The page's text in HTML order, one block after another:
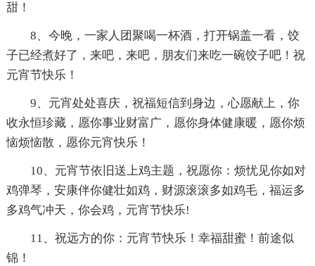
甜！
8、今晚，一家人团聚喝一杯酒，打开锅盖一看，饺
子已经煮好了，来吧，来吧，朋友们来吃一碗饺子吧！祝
元宵节快乐！
9、元宵处处喜庆，祝福短信到身边，心愿献上，你
收永恒珍藏，愿你事业财富广，愿你身体健康暖，愿你烦
恼烦恼散，愿你元宵快乐！
10、元宵节依旧送上鸡主题，祝愿你：烦忧见你如对
鸡弹琴，安康伴你健壮如鸡，财源滚滚多如鸡毛，福运多
多鸡气冲天，你会鸡，元宵节快乐!
11、祝远方的你：元宵节快乐！幸福甜蜜！前途似
锦！